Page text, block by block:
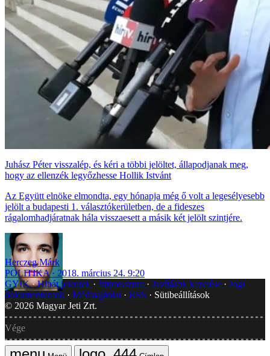
Juhász Péter visszalép, és kéri a többi jelöltet, állapodjanak meg,
hogy az ellenzék legyőzhesse Hollik Istvánt
Az Együtt elnöke elmondta, egy hónapja még ő volt a legesélyesebb
jelölt a budapesti 1. választókerületben, de a fideszes
rágalomhadjáratnak hála visszaesett a másik két jelölt szintjére.
Herczeg Márk
POLITIKA
2018. március 24. 9:20
GYIK Hibát jelentek Impresszum Javítások kezelése
Jogi
dokumentumok
Médiaajánlat RSS
Sütibeállítások
© 2026 Magyar Jeti Zrt.
Vége